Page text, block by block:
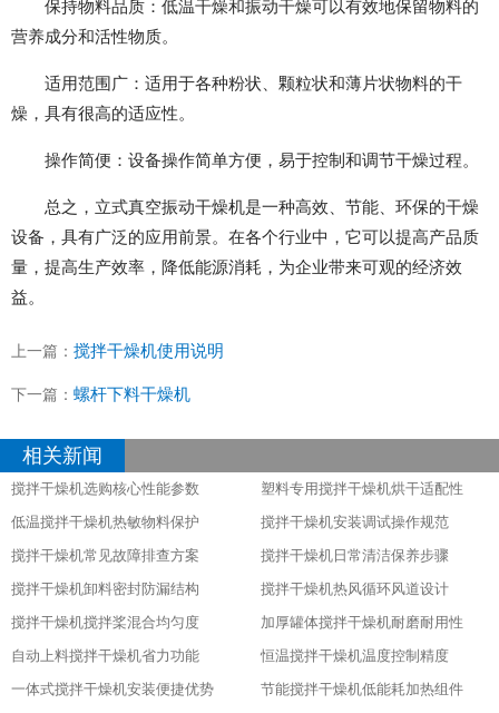
保持物料品质：低温干燥和振动干燥可以有效地保留物料的
营养成分和活性物质。
适用范围广：适用于各种粉状、颗粒状和薄片状物料的干
燥，具有很高的适应性。
操作简便：设备操作简单方便，易于控制和调节干燥过程。
总之，立式真空振动干燥机是一种高效、节能、环保的干燥
设备，具有广泛的应用前景。在各个行业中，它可以提高产品质
量，提高生产效率，降低能源消耗，为企业带来可观的经济效
益。
上一篇： 搅拌干燥机使用说明
下一篇： 螺杆下料干燥机
相关新闻
搅拌干燥机选购核心性能参数
塑料专用搅拌干燥机烘干适配性
低温搅拌干燥机热敏物料保护
搅拌干燥机安装调试操作规范
搅拌干燥机常见故障排查方案
搅拌干燥机日常清洁保养步骤
搅拌干燥机卸料密封防漏结构
搅拌干燥机热风循环风道设计
搅拌干燥机搅拌桨混合均匀度
加厚罐体搅拌干燥机耐磨耐用性
自动上料搅拌干燥机省力功能
恒温搅拌干燥机温度控制精度
一体式搅拌干燥机安装便捷优势
节能搅拌干燥机低能耗加热组件